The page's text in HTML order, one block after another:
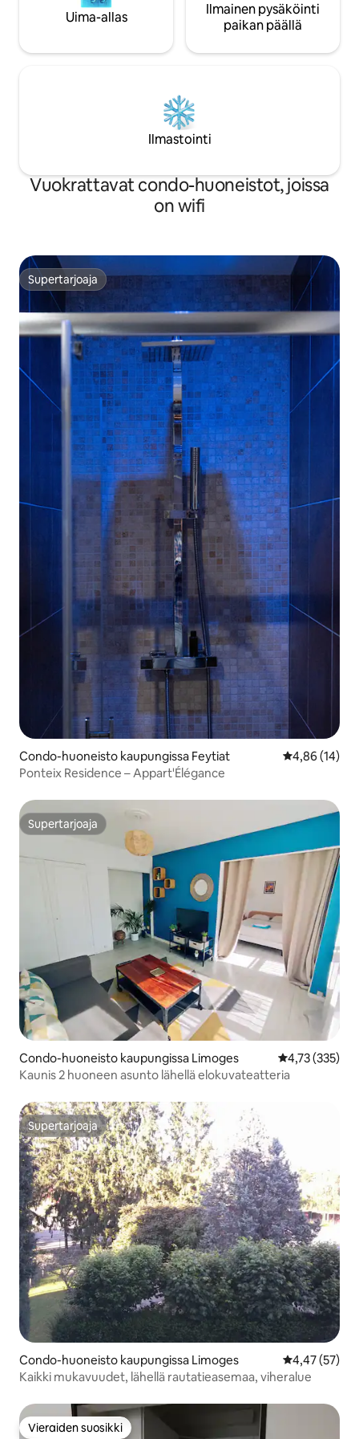
Uima-allas
Ilmainen pysäköinti
paikan päällä
Ilmastointi
Vuokrattavat condo-huoneistot, joissa
on wifi
Supertarjoaja
Supertarjoaja
Condo-huoneisto kaupungissa Feytiat
4,86 (14)
Ponteix Residence – Appart'Élégance
Supertarjoaja
Supertarjoaja
Condo-huoneisto kaupungissa Limoges
4,73 (335)
Kaunis 2 huoneen asunto lähellä elokuvateatteria
Supertarjoaja
Supertarjoaja
Condo-huoneisto kaupungissa Limoges
4,47 (57)
Kaikki mukavuudet, lähellä rautatieasemaa, viheralue
Vieraiden suosikki
Vieraiden suosikki